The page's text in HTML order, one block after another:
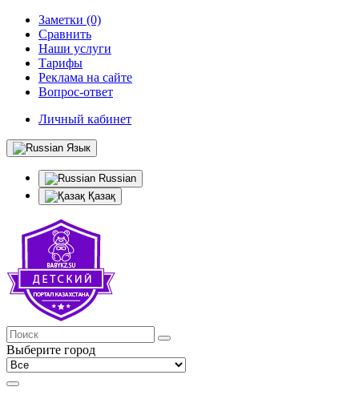
Заметки (0)
Сравнить
Наши услуги
Тарифы
Реклама на сайте
Вопрос-ответ
Личный кабинет
Язык
Russian
Қазақ
Выберите город